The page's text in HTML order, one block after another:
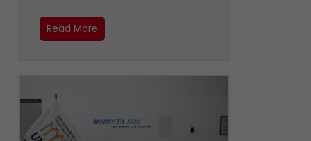
Read More